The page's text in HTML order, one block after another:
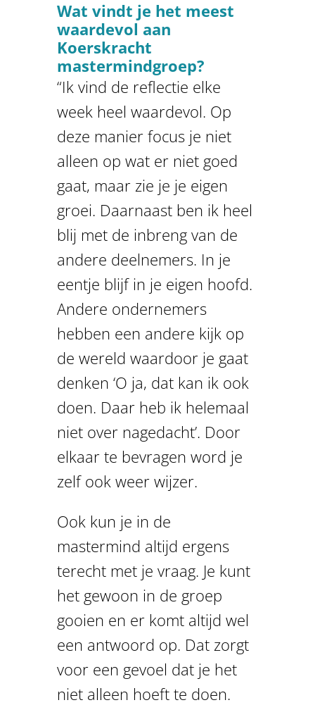
Wat vindt je het meest
waardevol aan
Koerskracht
mastermindgroep?
“Ik vind de reflectie elke
week heel waardevol. Op
deze manier focus je niet
alleen op wat er niet goed
gaat, maar zie je je eigen
groei. Daarnaast ben ik heel
blij met de inbreng van de
andere deelnemers. In je
eentje blijf in je eigen hoofd.
Andere ondernemers
hebben een andere kijk op
de wereld waardoor je gaat
denken ‘O ja, dat kan ik ook
doen. Daar heb ik helemaal
niet over nagedacht’. Door
elkaar te bevragen word je
zelf ook weer wijzer.
Ook kun je in de
mastermind altijd ergens
terecht met je vraag. Je kunt
het gewoon in de groep
gooien en er komt altijd wel
een antwoord op. Dat zorgt
voor een gevoel dat je het
niet alleen hoeft te doen.